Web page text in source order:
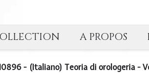
A PROPOS
- (Italiano) Teoria di orologeria -